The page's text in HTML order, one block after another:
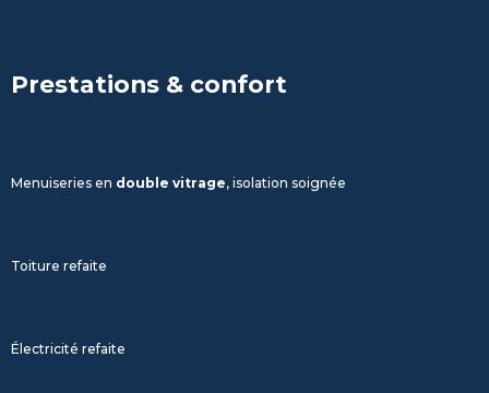
Prestations & confort
Menuiseries en double vitrage, isolation soignée
Toiture refaite
Électricité refaite